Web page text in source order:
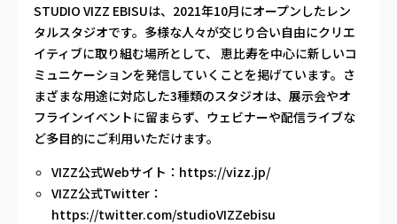
STUDIO VIZZ EBISUは、2021年10月にオープンしたレン
タルスタジオです。多様な人々が交じり合い自由にクリエ
イティブに取り組む場所として、 恵比寿を中心に新しいコ
ミュニケーションを発信していくことを掲げています。さ
まざまな用途に対応した3種類のスタジオは、展示会やオ
フラインイベントに留まらず、ウェビナーや配信ライブな
ど多目的にご利用いただけます。
VIZZ公式Webサイト： https://vizz.jp/
VIZZ公式Twitter：
https://twitter.com/studioVIZZebisu